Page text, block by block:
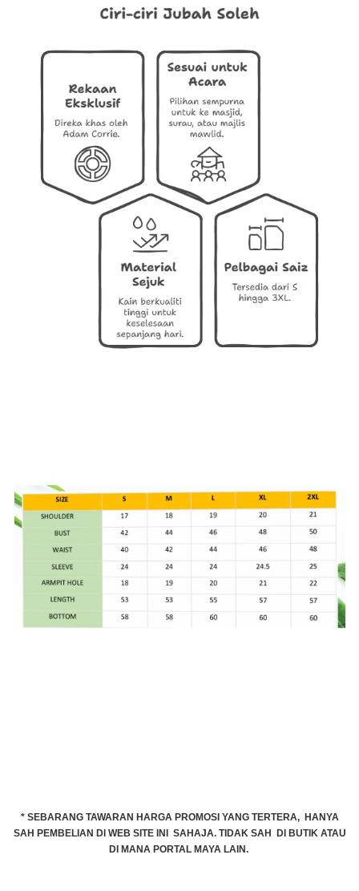
* SEBARANG TAWARAN HARGA PROMOSI YANG TERTERA, HANYA
SAH PEMBELIAN DI WEB SITE INI SAHAJA. TIDAK SAH DI BUTIK ATAU
DI MANA PORTAL MAYA LAIN.